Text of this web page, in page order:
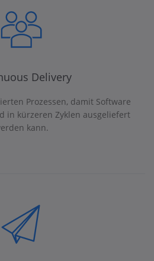
Delivery
Prozessen, damit Software
in kürzeren Zyklen ausgeliefert
kann.